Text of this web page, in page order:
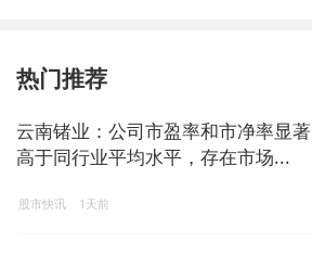
热门推荐
云南锗业：公司市盈率和市净率显著
高于同行业平均水平，存在市场...
股市快讯 1天前